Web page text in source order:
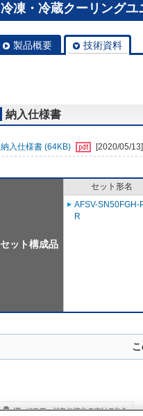
冷凍・冷蔵クーリング
製品概要 技術資料
納入仕様書
納入仕様書 (64KB) [2020/05/13]
セット構成品
セット形名
AFSV-SN50FGH-
R